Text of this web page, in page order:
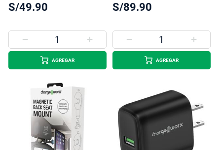
S/49.90
AGREGAR
S/89.90
AGREGAR